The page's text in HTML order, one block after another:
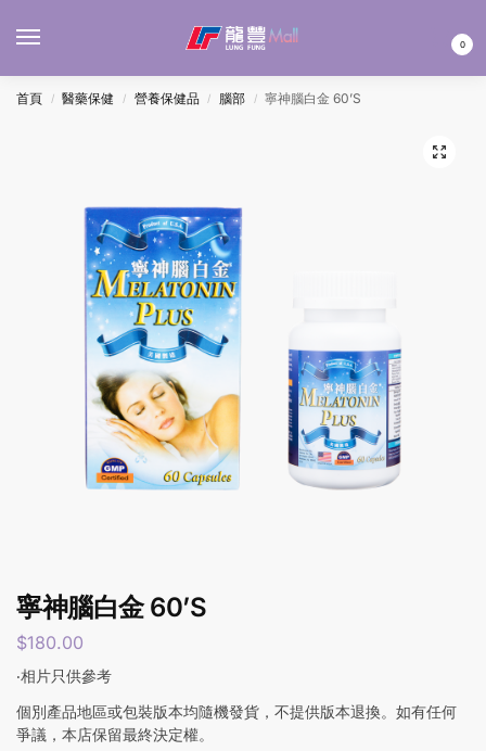
0
首頁 / 醫藥保健 / 營養保健品 / 腦部 / 寧神腦白金 60’S
寧神腦白金 60’S
$180.00
‧相片只供參考
個別產品地區或包裝版本均隨機發貨，不提供版本退換。如有任何
爭議，本店保留最終決定權。